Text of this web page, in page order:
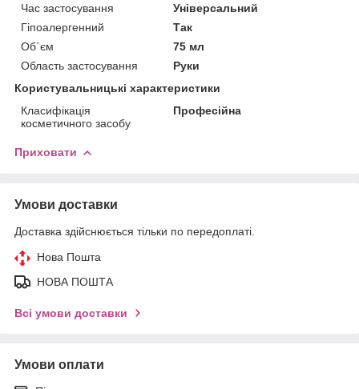
Час застосування
Універсальний
Гіпоалергенний
Так
Об`єм
75 мл
Область застосування
Руки
Користувальницькі характеристики
Класифікація
косметичного засобу
Професійна
Приховати
Умови доставки
Доставка здійснюється тільки по передоплаті.
Нова Пошта
НОВА ПОШТА
Всі умови доставки
Умови оплати